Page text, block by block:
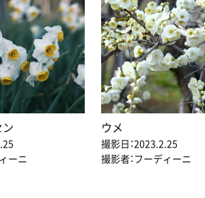
ーニ
ウメ
撮影日：2023.2.25
撮影者：フーディーニ